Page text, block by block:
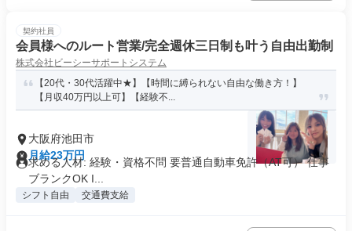
契約社員
会員様へのルート営業/完全週休三日制も叶う自由出勤制
株式会社ビーシーサポートシステム
【20代・30代活躍中★】【時間に縛られない自由な働き方！】
【月収40万円以上可】【経験不...
大阪府池田市
月給23万円
求める人材: 経験・資格不問 要普通自動車免許（AT可） 仕事
ブランクOK I...
シフト自由 交通費支給